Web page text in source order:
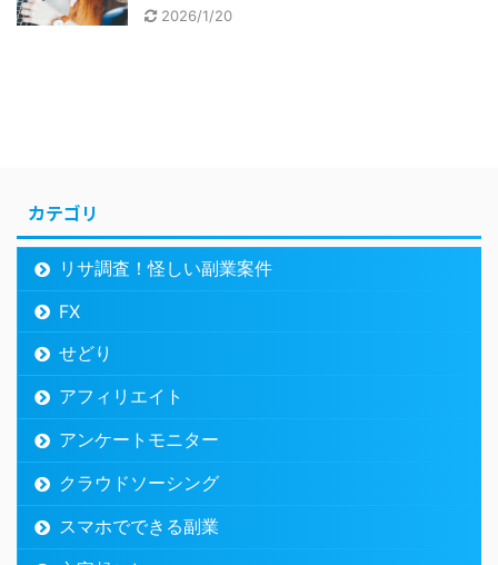
2026/1/20
カテゴリ
リサ調査！怪しい副業案件
FX
せどり
アフィリエイト
アンケートモニター
クラウドソーシング
スマホでできる副業